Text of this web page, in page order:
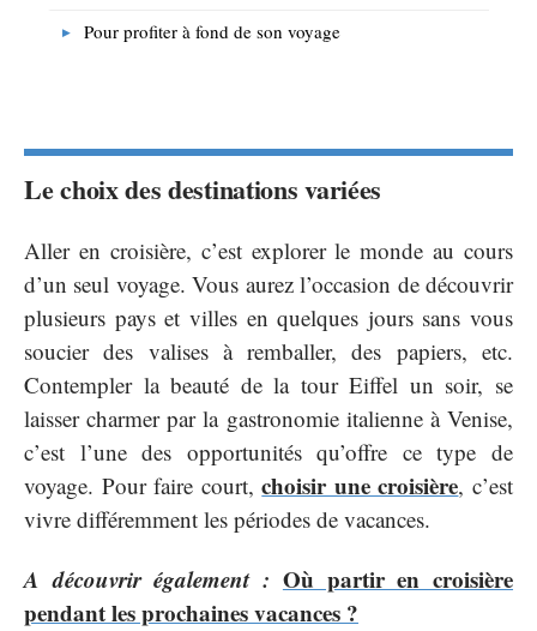
Pour profiter à fond de son voyage
Le choix des destinations variées
Aller en croisière, c’est explorer le monde au cours
d’un seul voyage. Vous aurez l’occasion de découvrir
plusieurs pays et villes en quelques jours sans vous
soucier des valises à remballer, des papiers, etc.
Contempler la beauté de la tour Eiffel un soir, se
laisser charmer par la gastronomie italienne à Venise,
c’est l’une des opportunités qu’offre ce type de
voyage. Pour faire court,choisir une croisière, c’est
vivre différemment les périodes de vacances.
A découvrir également : Où partir en croisière
pendant les prochaines vacances ?